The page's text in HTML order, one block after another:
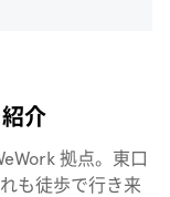
介
拠点。東口
も徒歩で行き来